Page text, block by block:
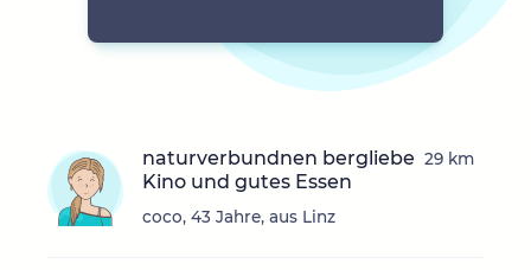
naturverbundnen bergliebe
Kino und gutes Essen
coco, 43 Jahre, aus Linz
29 km